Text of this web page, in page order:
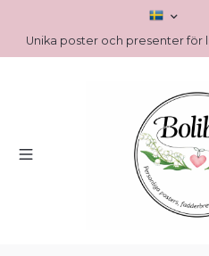
Unika poster och presenter för